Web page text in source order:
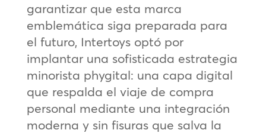
garantizar que esta marca
emblemática siga preparada para
el futuro, Intertoys optó por
implantar una sofisticada estrategia
minorista phygital: una capa digital
que respalda el viaje de compra
personal mediante una integración
moderna y sin fisuras que salva la